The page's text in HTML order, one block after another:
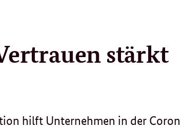
stärkt
hilft Unternehmen in der